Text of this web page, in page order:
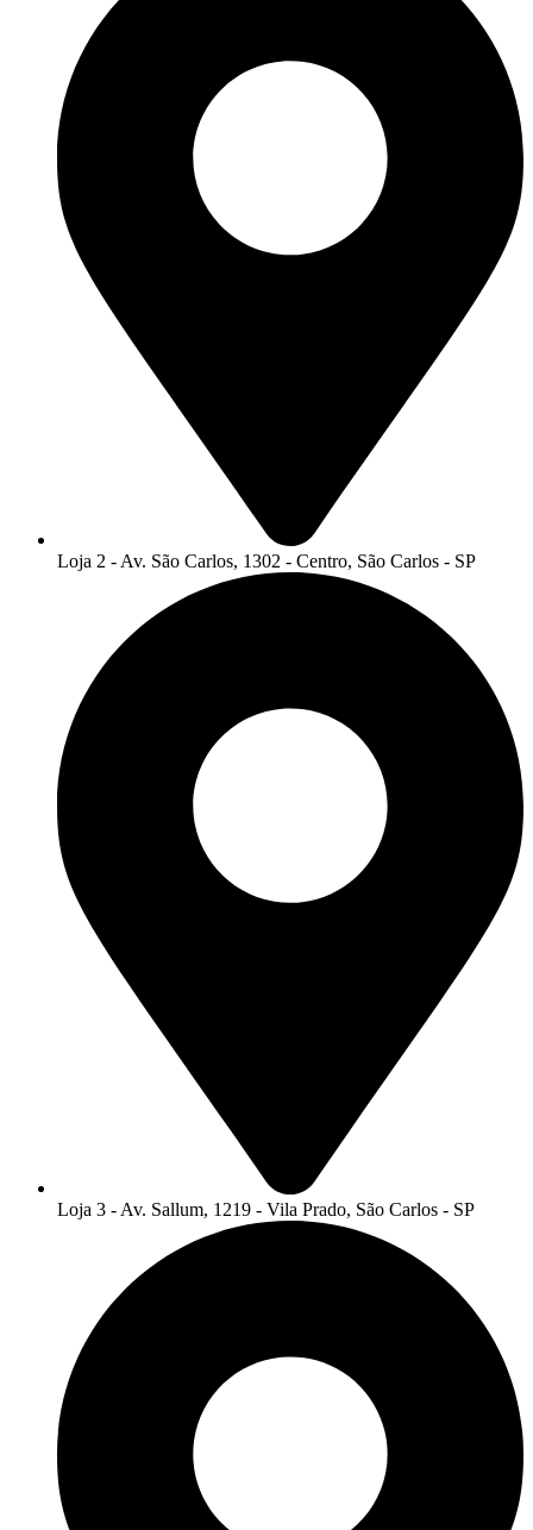
Loja 2 - Av. São Carlos, 1302 - Centro, São Carlos - SP
Loja 3 - Av. Sallum, 1219 - Vila Prado, São Carlos - SP